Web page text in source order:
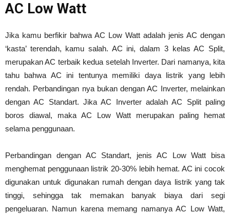
AC Low Watt
Jika kamu berfikir bahwa AC Low Watt adalah jenis AC dengan
‘kasta’ terendah, kamu salah. AC ini, dalam 3 kelas AC Split,
merupakan AC terbaik kedua setelah Inverter. Dari namanya, kita
tahu bahwa AC ini tentunya memiliki daya listrik yang lebih
rendah. Perbandingan nya bukan dengan AC Inverter, melainkan
dengan AC Standart. Jika AC Inverter adalah AC Split paling
boros diawal, maka AC Low Watt merupakan paling hemat
selama penggunaan.
Perbandingan dengan AC Standart, jenis AC Low Watt bisa
menghemat penggunaan listrik 20-30% lebih hemat. AC ini cocok
digunakan untuk digunakan rumah dengan daya listrik yang tak
tinggi, sehingga tak memakan banyak biaya dari segi
pengeluaran. Namun karena memang namanya AC Low Watt,